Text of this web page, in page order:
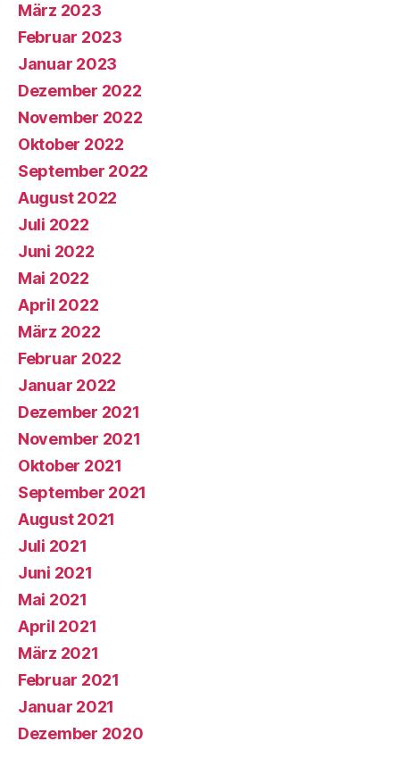
März 2023
Februar 2023
Januar 2023
Dezember 2022
November 2022
Oktober 2022
September 2022
August 2022
Juli 2022
Juni 2022
Mai 2022
April 2022
März 2022
Februar 2022
Januar 2022
Dezember 2021
November 2021
Oktober 2021
September 2021
August 2021
Juli 2021
Juni 2021
Mai 2021
April 2021
März 2021
Februar 2021
Januar 2021
Dezember 2020